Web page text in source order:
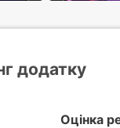
додатку
Оцінка